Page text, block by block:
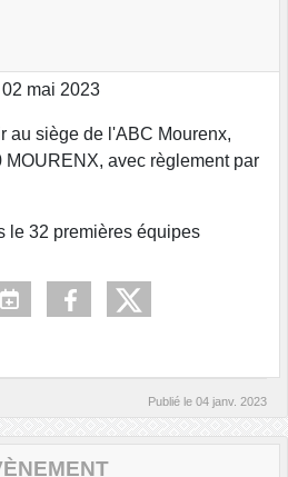
mai 2023
au siège de l'ABC Mourenx,
MOURENX, avec règlement par
le 32 premières équipes
Publié le 04 janv. 2023